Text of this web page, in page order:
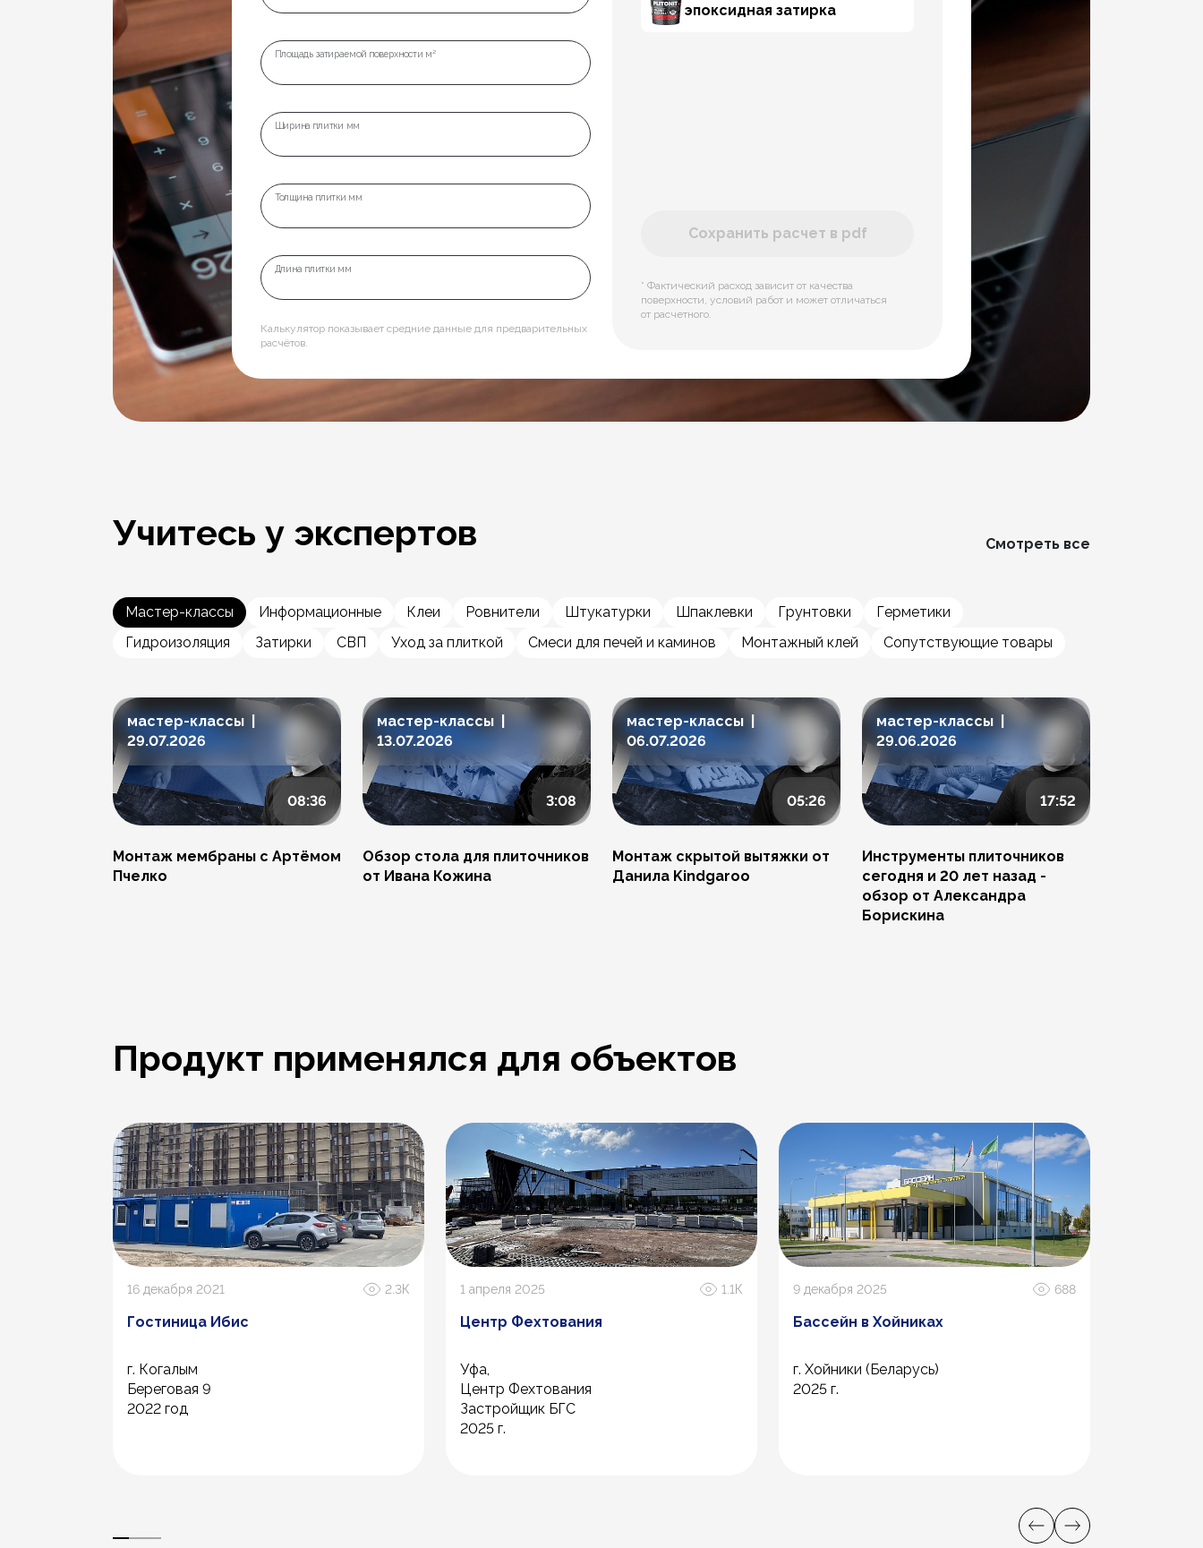
Площадь затираемой поверхности м²
Ширина плитки мм
Толщина плитки мм
Длина плитки мм
Калькулятор показывает средние данные для предварительных
расчётов.
эпоксидная затирка
Сохранить расчет в pdf
* Фактический расход зависит от качества
поверхности, условий работ и может отличаться
от расчетного.
Учитесь у экспертов Смотреть все
Мастер-классы Информационные Клеи Ровнители Штукатурки Шпаклевки Грунтовки
Герметики
Гидроизоляция
Затирки СВП Уход за плиткой Смеси для печей и каминов Монтажный клей Сопутствующие товары
мастер-классы |
29.07.2026
08:36
Монтаж мембраны с Артёмом
Пчелко
мастер-классы |
13.07.2026
3:08
Обзор стола для плиточников
от Ивана Кожина
мастер-классы |
06.07.2026
05:26
Монтаж скрытой вытяжки от
Данила Kindgaroo
мастер-классы |
29.06.2026
17:52
Инструменты плиточников
сегодня и 20 лет назад -
обзор от Александра
Борискина
Продукт применялся для объектов
16 декабря 2021 2.3К
Гостиница Ибис
г. Когалым
Береговая 9
2022 год
1 апреля 2025 1.1К
Центр Фехтования
Уфа,
Центр Фехтования
Застройщик БГС
2025 г.
9 декабря 2025 688
Бассейн в Хойниках
г. Хойники (Беларусь)
2025 г.